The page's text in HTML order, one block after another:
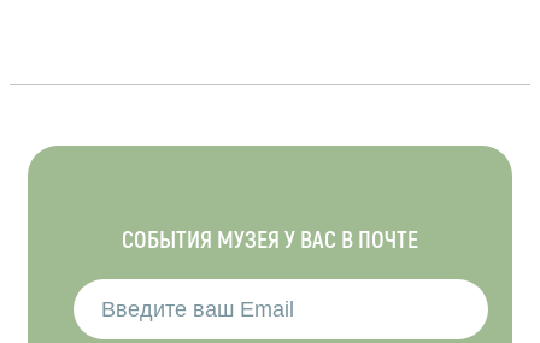
СОБЫТИЯ МУЗЕЯ У ВАС В ПОЧТЕ